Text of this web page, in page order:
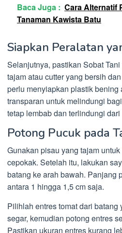
Baca Juga : Cara Alternatif
Tanaman Kawista Batu
Siapkan Peralatan
Selanjutnya, pastikan Sobat
tajam atau cutter yang bersih
perlu menyiapkan plastik bening
transparan untuk melindungi
tetap lembab dan terlindungi
Potong Pucuk pada
Gunakan pisau yang tajam
cepokak. Setelah itu, lakukan
batang ke arah bawah. Panjang
antara 1 hingga 1,5 cm saja.
Pilihlah entres tomat dari batang
segar, kemudian potong entres
Pastikan ukuran entres kurang